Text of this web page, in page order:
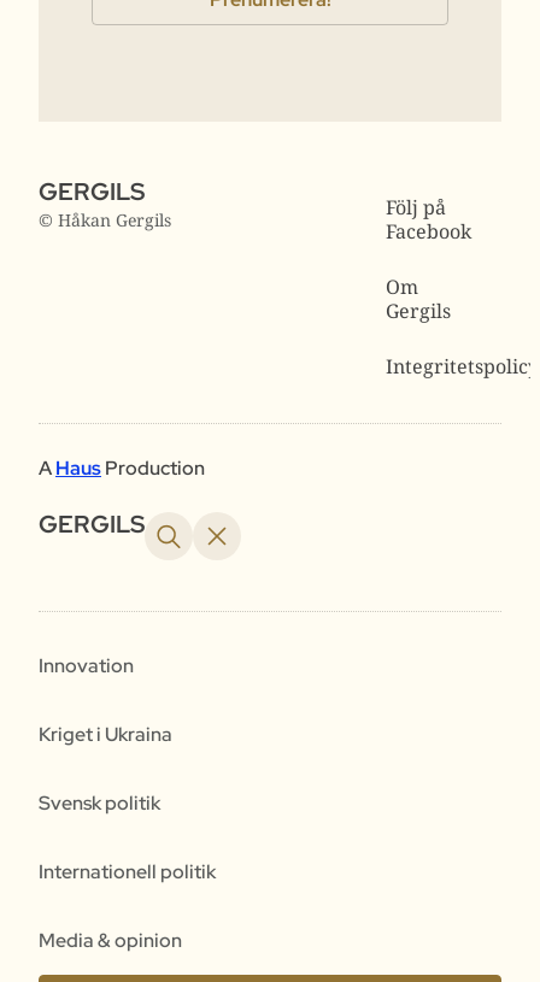
GERGILS
© Håkan Gergils
Följ på
Facebook
Om
Gergils
Integritetspolicy
AHausProduction
GERGILS
Innovation
Kriget i Ukraina
Svensk politik
Internationell politik
Media & opinion